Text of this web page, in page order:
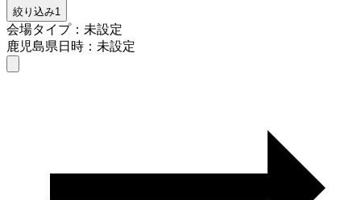
絞り込み1
会場タイプ：未設定
鹿児島県日時：未設定